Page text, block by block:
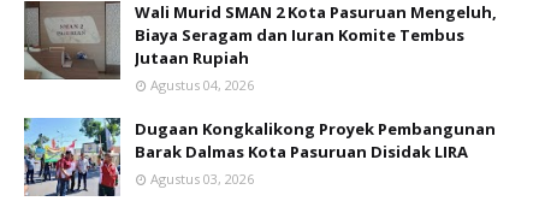
Wali Murid SMAN 2 Kota Pasuruan Mengeluh,
Biaya Seragam dan Iuran Komite Tembus
Jutaan Rupiah
Agustus 04, 2026
Dugaan Kongkalikong Proyek Pembangunan
Barak Dalmas Kota Pasuruan Disidak LIRA
Agustus 03, 2026